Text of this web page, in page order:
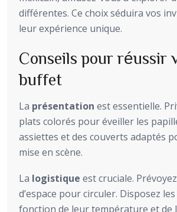
différentes. Ce choix séduira vos
leur expérience unique.
Conseils pour réussir
buffet
La présentation est essentielle.
plats colorés pour éveiller les
assiettes et des couverts adaptés
mise en scène.
La logistique est cruciale.
d’espace pour circuler. Disposez
fonction de leur température et de